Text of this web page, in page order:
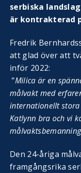
serbiska
är kontrakterad
Fredrik
att glad över att
inför 2022:
”Milica är en
målvakt med
internationellt
Katlynn bra och vi
Den 24-åriga
framgångsrika